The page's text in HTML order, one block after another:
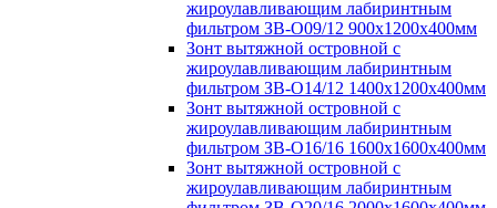
жироулавливающим лабиринтным
фильтром ЗВ-О09/12 900х1200х400мм
Зонт вытяжной островной с
жироулавливающим лабиринтным
фильтром ЗВ-О14/12 1400х1200х400мм
Зонт вытяжной островной с
жироулавливающим лабиринтным
фильтром ЗВ-О16/16 1600х1600х400мм
Зонт вытяжной островной с
жироулавливающим лабиринтным